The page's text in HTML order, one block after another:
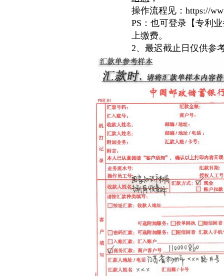
操作流程见：https://
PS：也可登录【专利
上缴费。
2、最迟截止日仅供参